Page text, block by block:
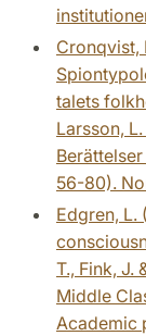
Cronqvist,
talets
Larsson,
56-80).
Edgren, L.
T., Fink, J.
Middle
Academic